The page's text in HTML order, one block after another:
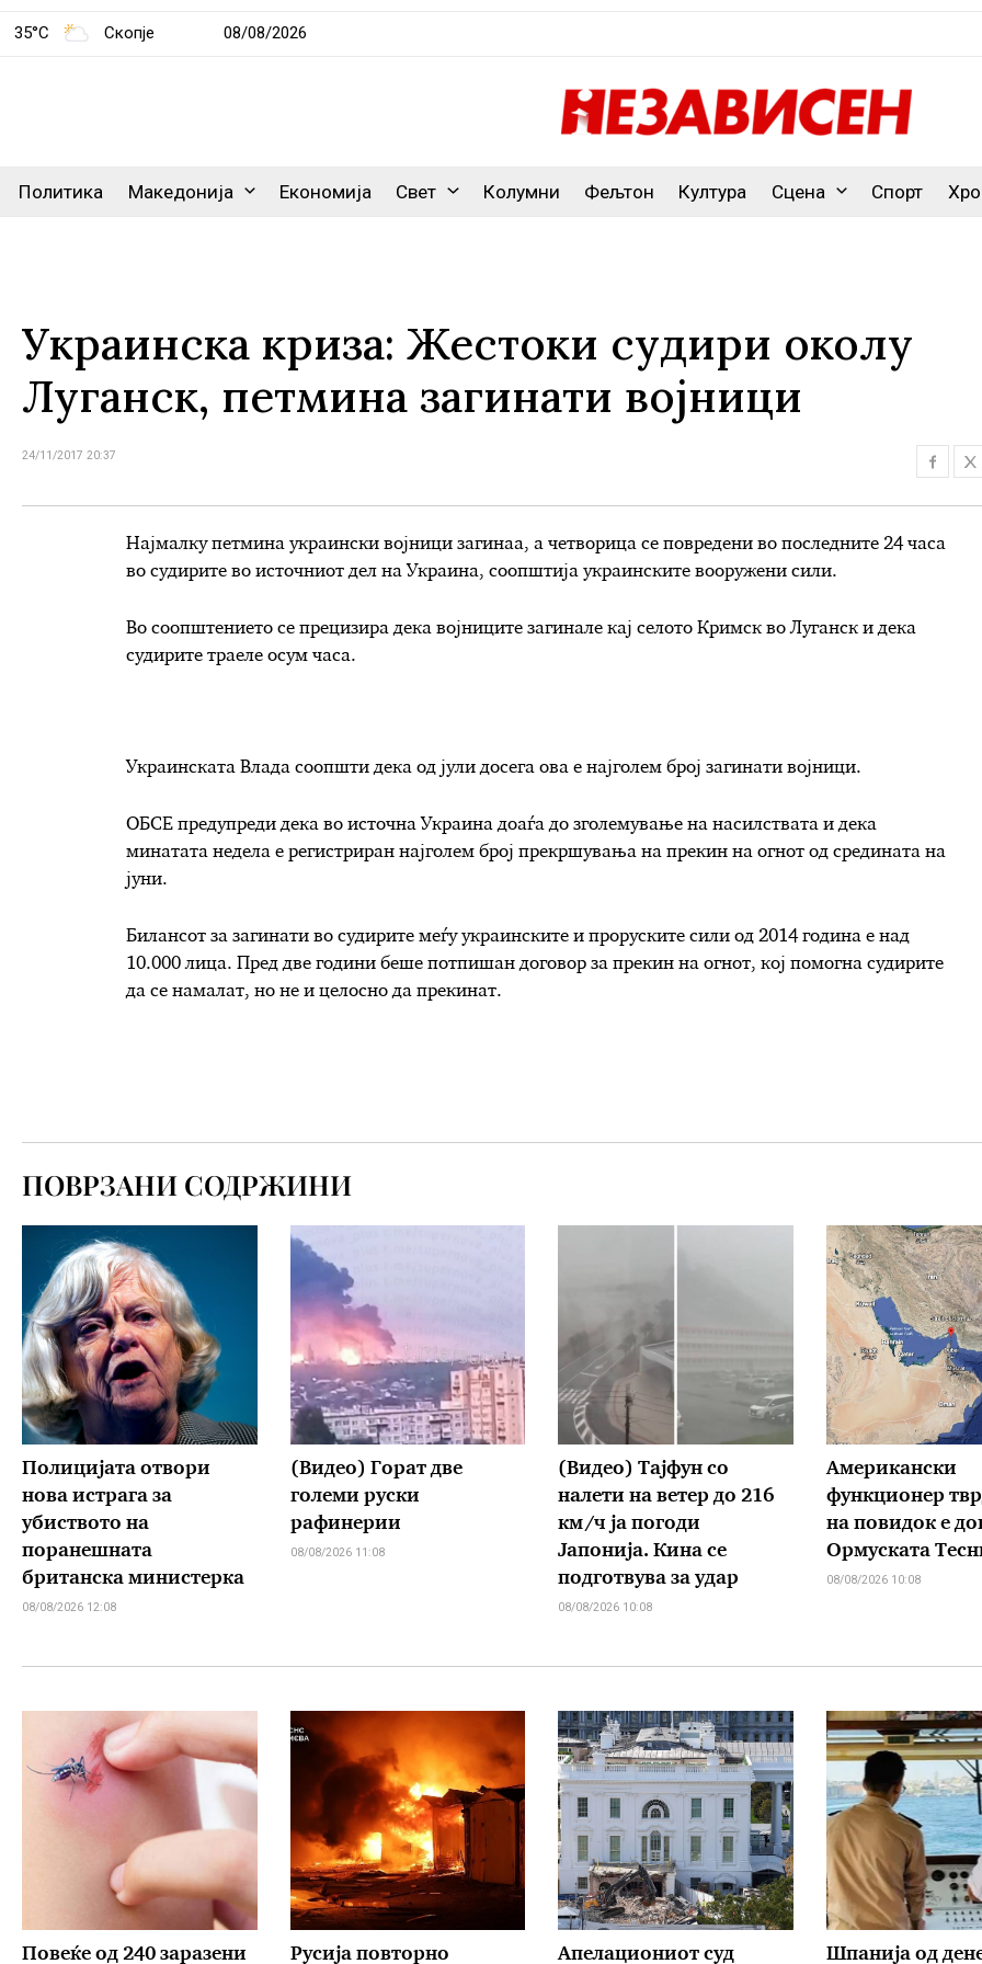
35°C Скопје 08/08/2026
Политика Македонија Економија Свет Колумни Фељтон Култура Сцена Спорт
Украинска криза: Жестоки судири околу
Луганск, петмина загинати војници
24/11/2017 20:37
Најмалку петмина украински војници загинаа, а четворица се повредени во последните 24 часа
во судирите во источниот дел на Украина, соопштија украинските вооружени сили.
Во соопштението се прецизира дека војниците загинале кај селото Кримск во Луганск и дека
судирите траеле осум часа.
Украинската Влада соопшти дека од јули досега ова е најголем број загинати војници.
ОБСЕ предупреди дека во источна Украина доаѓа до зголемување на насилствата и дека
минатата недела е регистриран најголем број прекршувања на прекин на огнот од средината на
јуни.
Билансот за загинати во судирите меѓу украинските и проруските сили од 2014 година е над
10.000 лица. Пред две години беше потпишан договор за прекин на огнот, кој помогна судирите
да се намалат, но не и целосно да прекинат.
ПОВРЗАНИ СОДРЖИНИ
Полицијата отвори
нова истрага за
убиството на
поранешната
британска министерка
08/08/2026 12:08
(Видео) Горат две
големи руски
рафинерии
08/08/2026 11:08
(Видео) Тајфун со
налети на ветер до 216
км/ч ја погоди
Јапонија. Кина се
подготвува за удар
08/08/2026 10:08
Американски
функционер
на повидок е
Ормуската
08/08/2026 10:08
Повеќе од 240 заразени Русија повторно Апелациониот суд Шпанија од